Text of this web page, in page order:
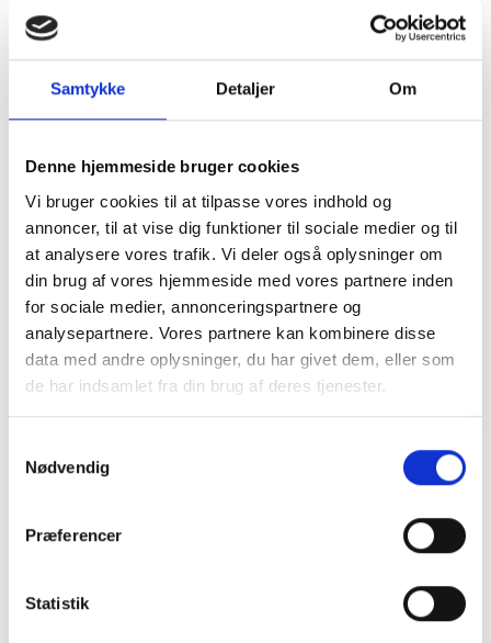
Samtykke Detaljer Om
Denne hjemmeside bruger cookies
Vi bruger cookies til at tilpasse vores indhold og
annoncer, til at vise dig funktioner til sociale medier og til
at analysere vores trafik. Vi deler også oplysninger om
din brug af vores hjemmeside med vores partnere inden
for sociale medier, annonceringspartnere og
analysepartnere. Vores partnere kan kombinere disse
data med andre oplysninger, du har givet dem, eller som
de har indsamlet fra din brug af deres tjenester.
Nødvendig
Præferencer
Statistik
Kontakt os
formular.